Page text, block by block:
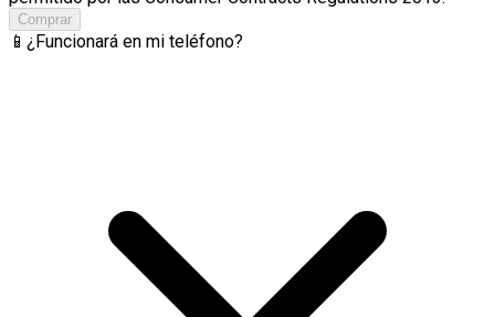
Comprar
📱 ¿Funcionará en mi teléfono?